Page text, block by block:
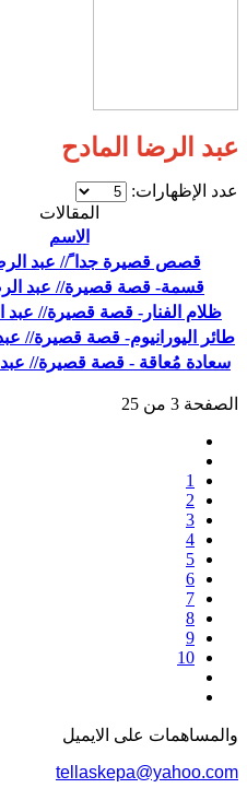
عبد الرضا المادح
عدد الإظهارات:
المقالات
الاسم
قصص قصيرة جدا ً// عبد
قسمة- قصة قصيرة// عبد
ظلام الفنار- قصة قصيرة// عبد
طائر اليورانيوم- قصة قصيرة//
سعادة مُعاقة - قصة قصيرة// عبد
الصفحة 3 من 25
1
2
3
4
5
6
7
8
9
10
والمساهمات علی الایمیل
tellaskepa@yahoo.com